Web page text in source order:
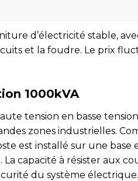
d’électricité stable,
et la foudre. Le prix
1000kVA
tension en basse
zones industrielles.
est installé sur une base
capacité à résister aux
du système électrique.